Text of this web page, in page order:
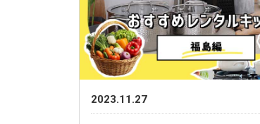
2023.11.27